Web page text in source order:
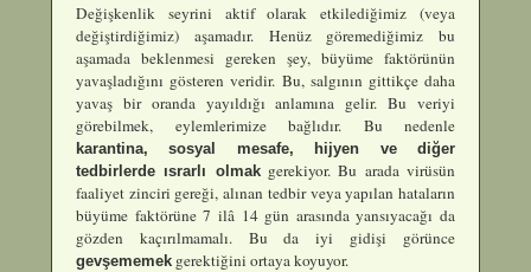
Değişkenlik seyrini aktif olarak etkilediğimiz (veya
değiştirdiğimiz) aşamadır. Henüz göremediğimiz bu
aşamada beklenmesi gereken şey, büyüme faktörünün
yavaşladığını gösteren veridir. Bu, salgının gittikçe daha
yavaş bir oranda yayıldığı anlamına gelir. Bu veriyi
görebilmek, eylemlerimize bağlıdır. Bu nedenle
karantina, sosyal mesafe, hijyen ve diğer
tedbirlerde ısrarlı olmakgerekiyor. Bu arada virüsün
faaliyet zinciri gereği, alınan tedbir veya yapılan hataların
büyüme faktörüne 7 ilâ 14 gün arasında yansıyacağı da
gözden kaçırılmamalı. Bu da iyi gidişi görünce
gevşememek gerektiğini ortaya koyuyor.